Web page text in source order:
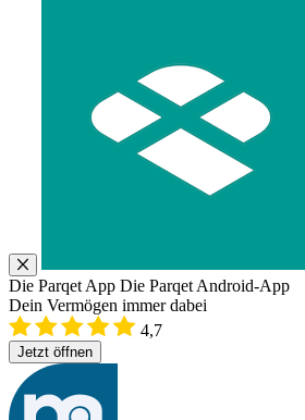
Die Parqet App Die Parqet Android-App
Dein Vermögen immer dabei
4,7
Jetzt öffnen